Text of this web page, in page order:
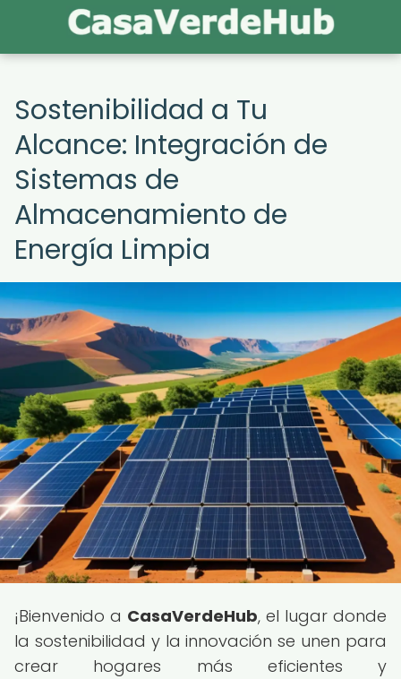
Sostenibilidad a Tu
Alcance: Integración de
Sistemas de
Almacenamiento de
Energía Limpia
¡Bienvenido a CasaVerdeHub, el lugar donde
la sostenibilidad y la innovación se unen para
crear hogares más eficientes y